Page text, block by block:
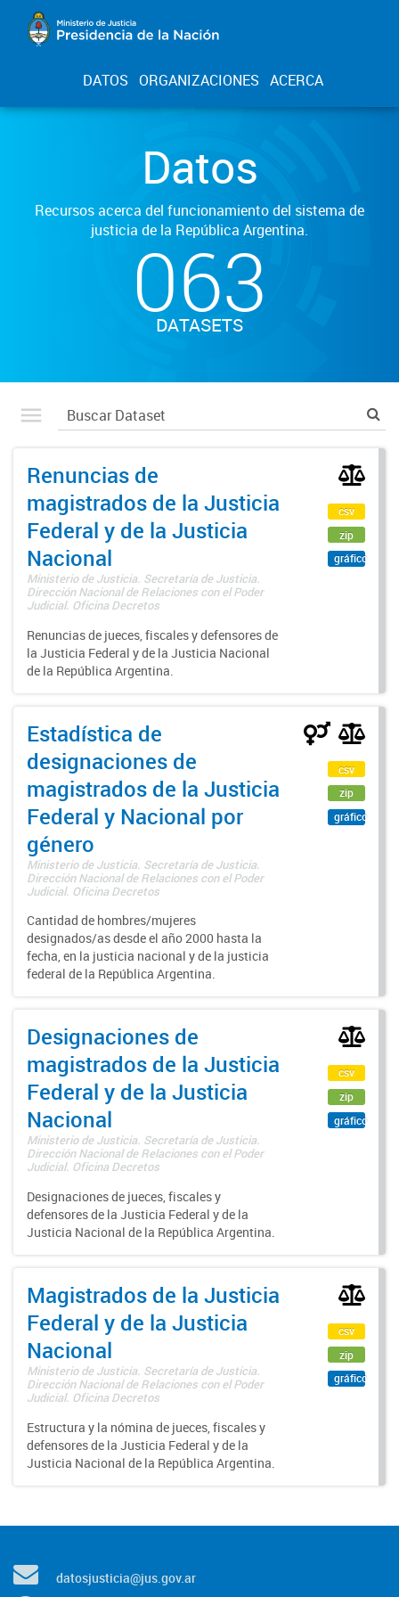
DATOS ORGANIZACIONES ACERCA
Datos
Recursos acerca del funcionamiento del sistema de
justicia de la República Argentina.
063
DATASETS
Renuncias de
magistrados de la Justicia
Federal y de la Justicia
Nacional
Ministerio de Justicia. Secretaría de Justicia.
Dirección Nacional de Relaciones con el Poder
Judicial. Oficina Decretos
Renuncias de jueces, fiscales y defensores de
la Justicia Federal y de la Justicia Nacional
de la República Argentina.
csv
zip
gráfico
Estadística de
designaciones de
magistrados de la Justicia
Federal y Nacional por
género
Ministerio de Justicia. Secretaría de Justicia.
Dirección Nacional de Relaciones con el Poder
Judicial. Oficina Decretos
Cantidad de hombres/mujeres
designados/as desde el año 2000 hasta la
fecha, en la justicia nacional y de la justicia
federal de la República Argentina.
csv
zip
gráfico
Designaciones de
magistrados de la Justicia
Federal y de la Justicia
Nacional
Ministerio de Justicia. Secretaría de Justicia.
Dirección Nacional de Relaciones con el Poder
Judicial. Oficina Decretos
Designaciones de jueces, fiscales y
defensores de la Justicia Federal y de la
Justicia Nacional de la República Argentina.
csv
zip
gráfico
Magistrados de la Justicia
Federal y de la Justicia
Nacional
Ministerio de Justicia. Secretaría de Justicia.
Dirección Nacional de Relaciones con el Poder
Judicial. Oficina Decretos
Estructura y la nómina de jueces, fiscales y
defensores de la Justicia Federal y de la
Justicia Nacional de la República Argentina.
csv
zip
gráfico
datosjusticia@jus.gov.ar